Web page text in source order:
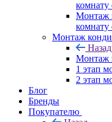
комнату
Монтаж
Монтаж
Назад
Монтаж
1 этап
2 этап
Блог
Бренды
Покупателю